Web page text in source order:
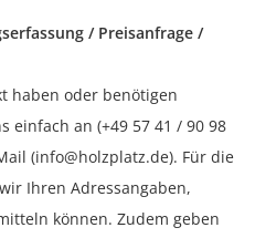
/ Preisanfrage /
haben oder benötigen
einfach an (+49 57 41 / 90 98
(info@holzplatz.de). Für die
Ihren Adressangaben,
können. Zudem geben